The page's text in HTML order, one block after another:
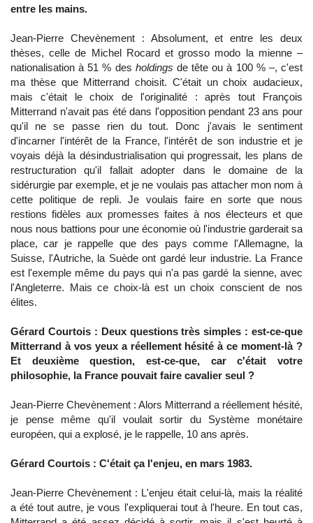
entre les mains.
Jean-Pierre Chevènement : Absolument, et entre les deux
thèses, celle de Michel Rocard et grosso modo la mienne –
nationalisation à 51 % des holdings de tête ou à 100 % –, c'est
ma thèse que Mitterrand choisit. C'était un choix audacieux,
mais c'était le choix de l'originalité : après tout François
Mitterrand n'avait pas été dans l'opposition pendant 23 ans pour
qu'il ne se passe rien du tout. Donc j'avais le sentiment
d'incarner l'intérêt de la France, l'intérêt de son industrie et je
voyais déjà la désindustrialisation qui progressait, les plans de
restructuration qu'il fallait adopter dans le domaine de la
sidérurgie par exemple, et je ne voulais pas attacher mon nom à
cette politique de repli. Je voulais faire en sorte que nous
restions fidèles aux promesses faites à nos électeurs et que
nous nous battions pour une économie où l'industrie garderait sa
place, car je rappelle que des pays comme l'Allemagne, la
Suisse, l'Autriche, la Suède ont gardé leur industrie. La France
est l'exemple même du pays qui n'a pas gardé la sienne, avec
l'Angleterre. Mais ce choix-là est un choix conscient de nos
élites.
Gérard Courtois : Deux questions très simples : est-ce-que
Mitterrand à vos yeux a réellement hésité à ce moment-là ?
Et deuxième question, est-ce-que, car c'était votre
philosophie, la France pouvait faire cavalier seul ?
Jean-Pierre Chevènement : Alors Mitterrand a réellement hésité,
je pense même qu'il voulait sortir du Système monétaire
européen, qui a explosé, je le rappelle, 10 ans après.
Gérard Courtois : C'était ça l'enjeu, en mars 1983.
Jean-Pierre Chevènement : L'enjeu était celui-là, mais la réalité
a été tout autre, je vous l'expliquerai tout à l'heure. En tout cas,